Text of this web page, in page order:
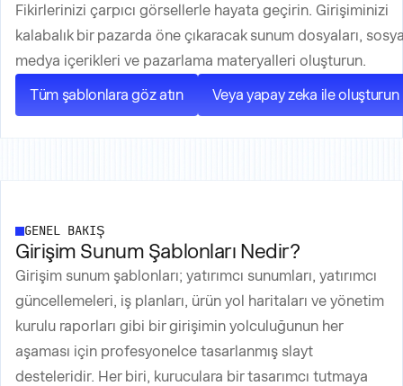
Fikirlerinizi çarpıcı görsellerle hayata geçirin. Girişiminizi
kalabalık bir pazarda öne çıkaracak sunum dosyaları,
medya içerikleri ve pazarlama materyalleri oluşturun.
Tüm şablonlara göz atın
Veya yapay zeka ile oluşturun
GENEL BAKIŞ
Girişim Sunum Şablonları Nedir?
Girişim sunum şablonları; yatırımcı sunumları, yatırımcı
güncellemeleri, iş planları, ürün yol haritaları ve yönetim
kurulu raporları gibi bir girişimin yolculuğunun her
aşaması için profesyonelce tasarlanmış slayt
desteleridir. Her biri, kuruculara bir tasarımcı tutmaya